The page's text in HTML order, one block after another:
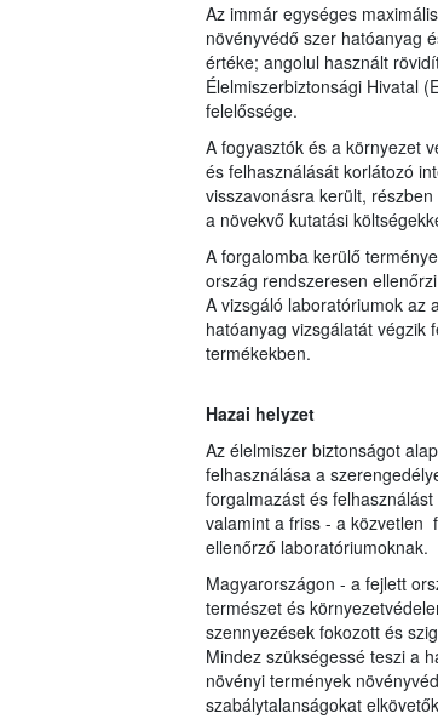
Az immár egységes
növényvédő szer hatóanyag
értéke; angolul használt
Élelmiszerbiztonsági Hivatal
felelőssége.
A fogyasztók és a környezet
és felhasználását korlátozó
visszavonásra került,
a növekvő kutatási
A forgalomba kerülő
ország rendszeresen
A vizsgáló laboratóriumok az
hatóanyag vizsgálatát végzik
termékekben.
Hazai helyzet
Az élelmiszer biztonságot
felhasználása a
forgalmazást és
valamint a friss - a közvetlen
ellenőrző laboratóriumoknak.
Magyarországon - a fejlett
természet és
szennyezések fokozott és
Mindez szükségessé teszi a
növényi termények
szabálytalanságokat